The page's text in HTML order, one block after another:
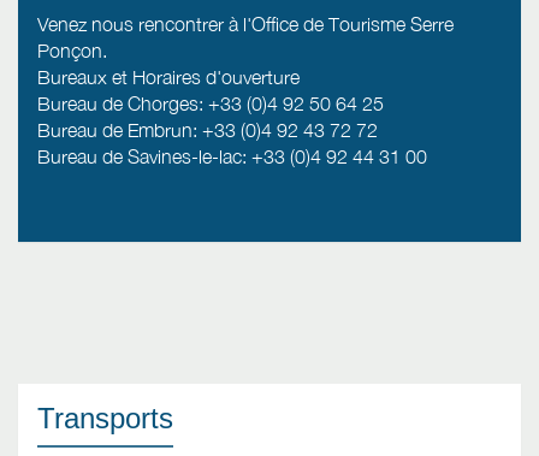
Venez nous rencontrer à l'Office de Tourisme Serre
Ponçon.
Bureaux et Horaires d'ouverture
Bureau de Chorges: +33 (0)4 92 50 64 25
Bureau de Embrun: +33 (0)4 92 43 72 72
Bureau de Savines-le-lac: +33 (0)4 92 44 31 00
Transports